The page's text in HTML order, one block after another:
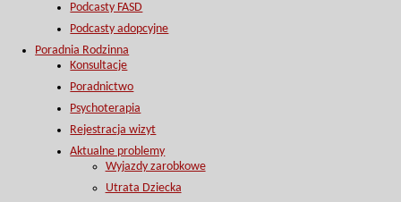
Podcasty FASD
Podcasty adopcyjne
Poradnia Rodzinna
Konsultacje
Poradnictwo
Psychoterapia
Rejestracja wizyt
Aktualne problemy
Wyjazdy zarobkowe
Utrata Dziecka